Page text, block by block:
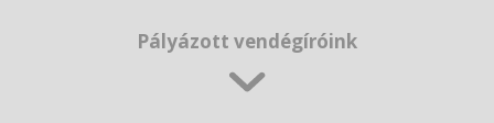
Pályázott vendégíróink